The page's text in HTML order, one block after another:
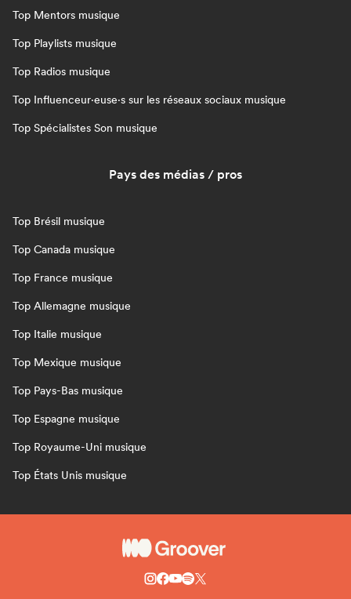
Top Mentors musique
Top Playlists musique
Top Radios musique
Top Influenceur·euse·s sur les réseaux sociaux musique
Top Spécialistes Son musique
Pays des médias / pros
Top Brésil musique
Top Canada musique
Top France musique
Top Allemagne musique
Top Italie musique
Top Mexique musique
Top Pays-Bas musique
Top Espagne musique
Top Royaume-Uni musique
Top États Unis musique